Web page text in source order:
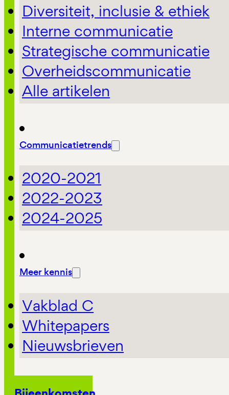
Diversiteit, inclusie & ethiek
Interne communicatie
Strategische communicatie
Overheidscommunicatie
Alle artikelen
Communicatietrends
2020-2021
2022-2023
2024-2025
Meer kennis
Vakblad C
Whitepapers
Nieuwsbrieven